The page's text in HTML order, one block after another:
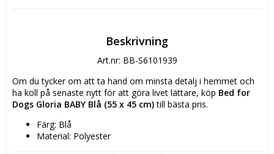
Beskrivning
Art.nr: BB-S6101939
Om du tycker om att ta hand om minsta detalj i hemmet och
ha koll på senaste nytt för att göra livet lättare, köp Bed for
Dogs Gloria BABY Blå (55 x 45 cm) till bästa pris.
Färg: Blå
Material: Polyester